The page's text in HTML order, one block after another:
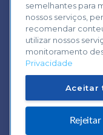
0800
semelhantes para
nossos serviços,
recomendar
utilizar nossos
monitoramento
Privacidade
Aceitar